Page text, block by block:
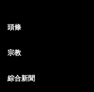
頭條
宗教
綜合新聞